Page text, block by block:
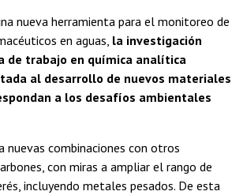
nueva herramienta para el monitoreo de
en aguas, la investigación
de trabajo en química analítica
al desarrollo de nuevos materiales
a los desafíos ambientales
nuevas combinaciones con otros
con miras a ampliar el rango de
incluyendo metales pesados. De esta